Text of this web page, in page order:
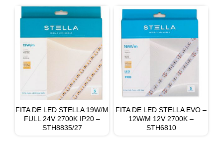
FITA DE LED STELLA 19W/M
FULL 24V 2700K IP20 –
STH8835/27
FITA DE LED STELLA EVO –
12W/M 12V 2700K –
STH6810